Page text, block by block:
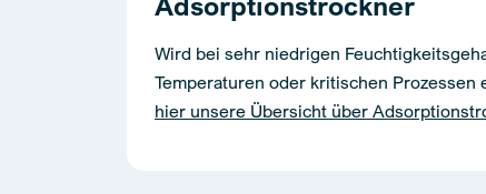
Wird bei sehr niedrigen
Temperaturen oder kritischen Prozessen
hier unsere Übersicht über